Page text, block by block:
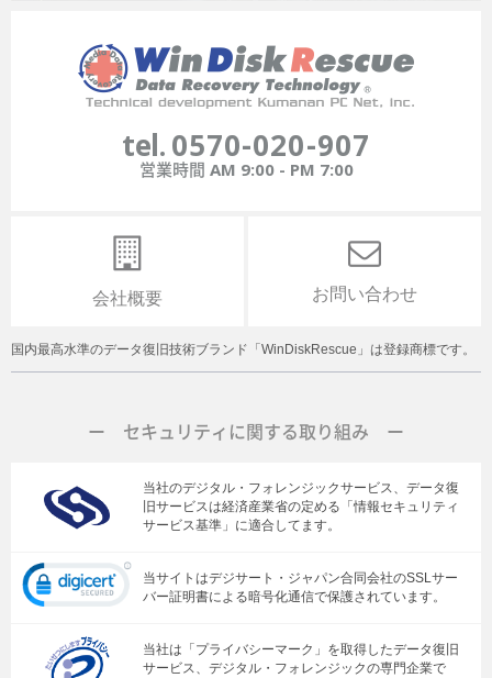
tel.0570-020-907
営業時間 AM 9:00 - PM 7:00
会社概要 お問い合わせ
国内最高水準のデータ復旧技術ブランド「WinDiskRescue」は登録商標です。
ー セキュリティに関する取り組み ー
当社のデジタル・フォレンジックサービス、データ復
旧サービスは経済産業省の定める「情報セキュリティ
サービス基準」に適合してます。
当サイトはデジサート・ジャパン合同会社のSSLサー
バー証明書による暗号化通信で保護されています。
当社は「プライバシーマーク」を取得したデータ復旧
サービス、デジタル・フォレンジックの専門企業で